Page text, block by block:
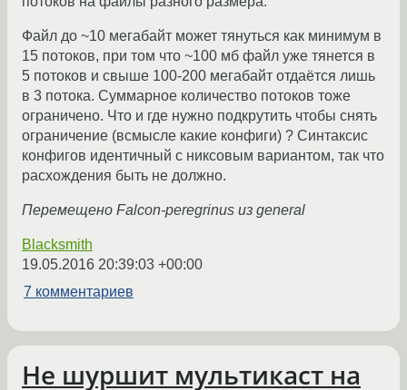
Файл до ~10 мегабайт может тянуться как минимум в
15 потоков, при том что ~100 мб файл уже тянется в
5 потоков и свыше 100-200 мегабайт отдаётся лишь
в 3 потока. Суммарное количество потоков тоже
ограничено. Что и где нужно подкрутить чтобы снять
ограничение (всмысле какие конфиги) ? Синтаксис
конфигов идентичный с никсовым вариантом, так что
расхождения быть не должно.
Перемещено Falcon-peregrinus из general
Blacksmith
19.05.2016 20:39:03 +00:00
7 комментариев
Не шуршит мультикаст на